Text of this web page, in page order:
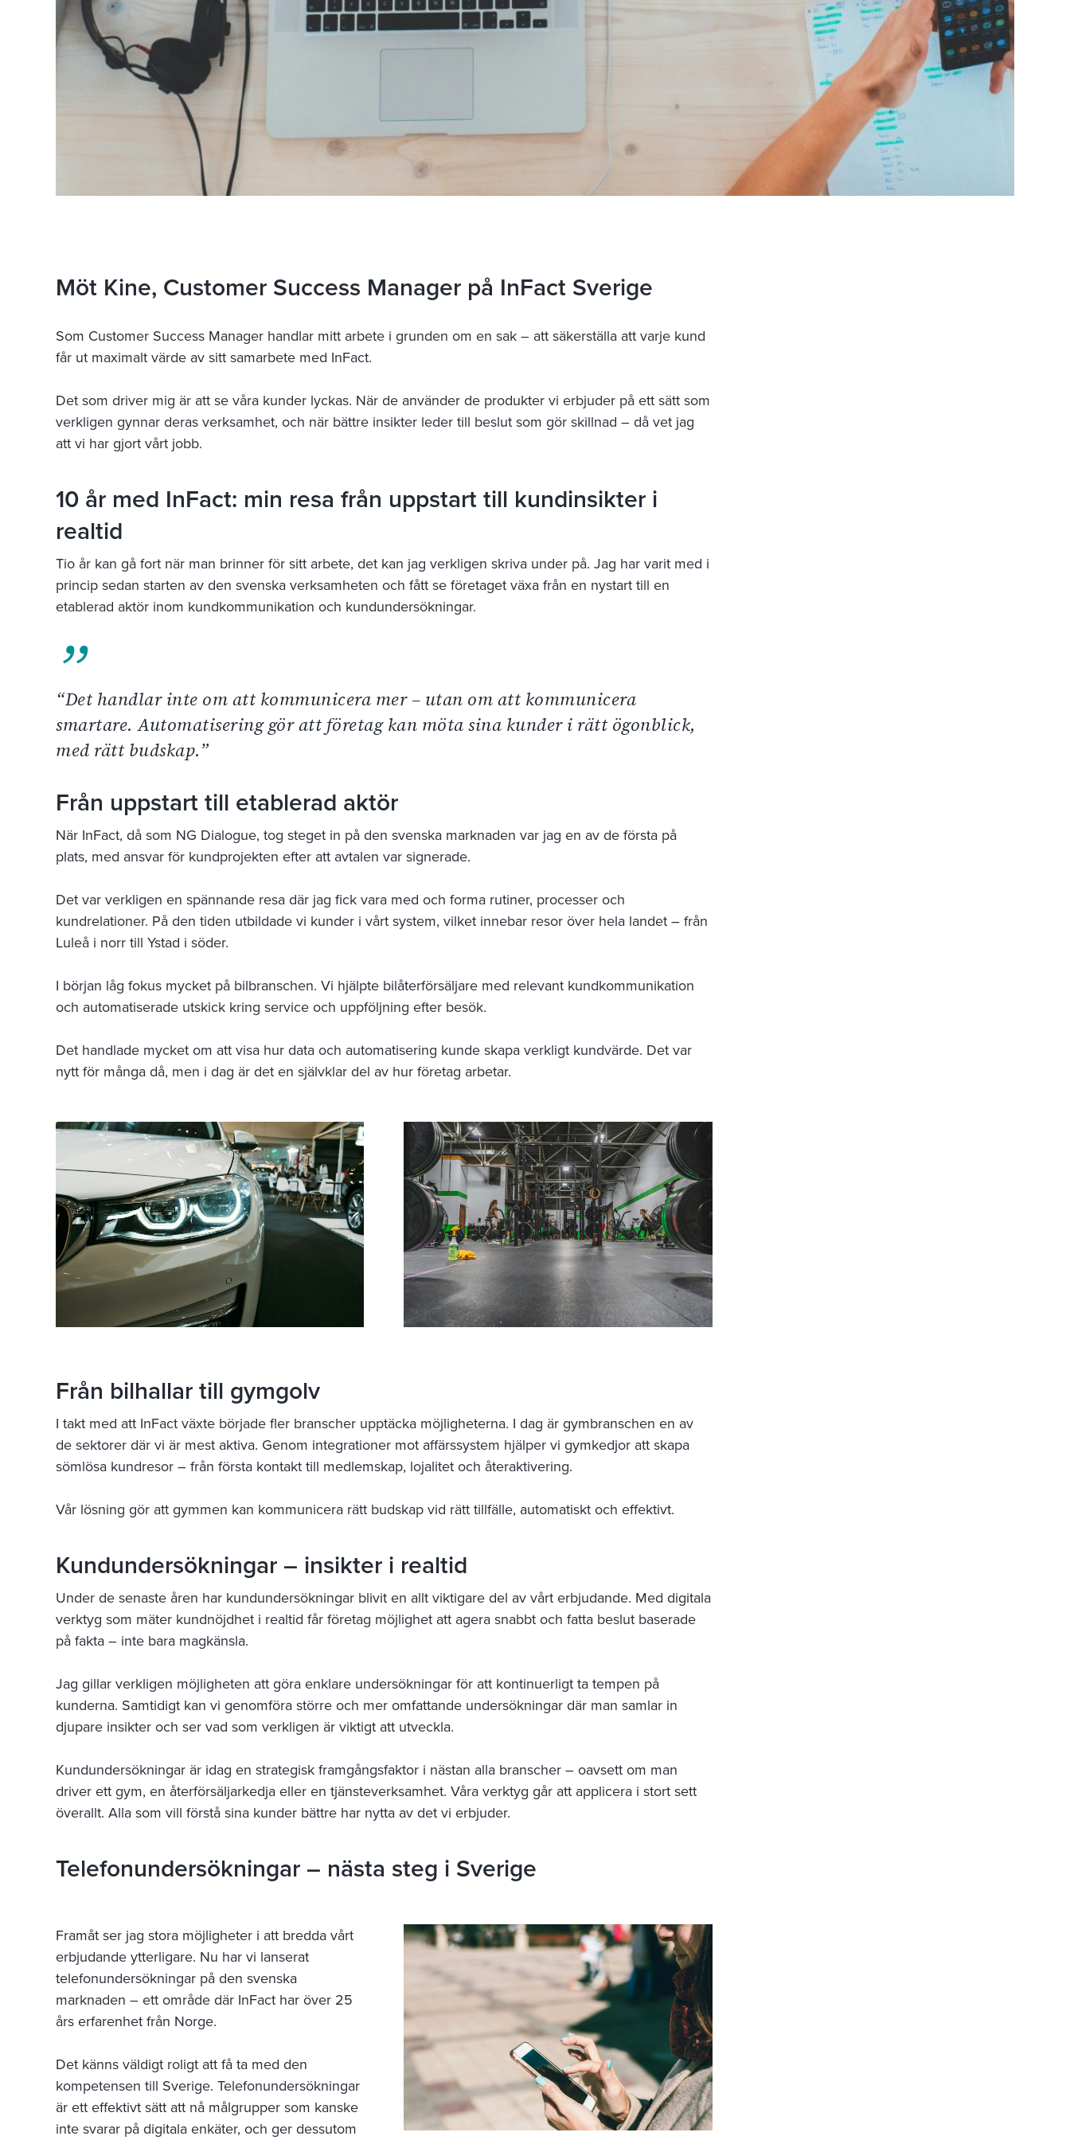
Möt Kine, Customer Success Manager på InFact Sverige
Som Customer Success Manager handlar mitt arbete i grunden om en sak – att säkerställa att varje kund
får ut maximalt värde av sitt samarbete med InFact.
Det som driver mig är att se våra kunder lyckas. När de använder de produkter vi erbjuder på ett sätt som
verkligen gynnar deras verksamhet, och när bättre insikter leder till beslut som gör skillnad – då vet jag
att vi har gjort vårt jobb.
10 år med InFact: min resa från uppstart till kundinsikter i
realtid
Tio år kan gå fort när man brinner för sitt arbete, det kan jag verkligen skriva under på. Jag har varit med i
princip sedan starten av den svenska verksamheten och fått se företaget växa från en nystart till en
etablerad aktör inom kundkommunikation och kundundersökningar.
”
“Det handlar inte om att kommunicera mer – utan om att kommunicera
smartare. Automatisering gör att företag kan möta sina kunder i rätt ögonblick,
med rätt budskap.”
Från uppstart till etablerad aktör
När InFact, då som NG Dialogue, tog steget in på den svenska marknaden var jag en av de första på
plats, med ansvar för kundprojekten efter att avtalen var signerade.
Det var verkligen en spännande resa där jag fick vara med och forma rutiner, processer och
kundrelationer. På den tiden utbildade vi kunder i vårt system, vilket innebar resor över hela landet – från
Luleå i norr till Ystad i söder.
I början låg fokus mycket på bilbranschen. Vi hjälpte bilåterförsäljare med relevant kundkommunikation
och automatiserade utskick kring service och uppföljning efter besök.
Det handlade mycket om att visa hur data och automatisering kunde skapa verkligt kundvärde. Det var
nytt för många då, men i dag är det en självklar del av hur företag arbetar.
Från bilhallar till gymgolv
I takt med att InFact växte började fler branscher upptäcka möjligheterna. I dag är gymbranschen en av
de sektorer där vi är mest aktiva. Genom integrationer mot affärssystem hjälper vi gymkedjor att skapa
sömlösa kundresor – från första kontakt till medlemskap, lojalitet och återaktivering.
Vår lösning gör att gymmen kan kommunicera rätt budskap vid rätt tillfälle, automatiskt och effektivt.
Kundundersökningar – insikter i realtid
Under de senaste åren har kundundersökningar blivit en allt viktigare del av vårt erbjudande. Med digitala
verktyg som mäter kundnöjdhet i realtid får företag möjlighet att agera snabbt och fatta beslut baserade
på fakta – inte bara magkänsla.
Jag gillar verkligen möjligheten att göra enklare undersökningar för att kontinuerligt ta tempen på
kunderna. Samtidigt kan vi genomföra större och mer omfattande undersökningar där man samlar in
djupare insikter och ser vad som verkligen är viktigt att utveckla.
Kundundersökningar är idag en strategisk framgångsfaktor i nästan alla branscher – oavsett om man
driver ett gym, en återförsäljarkedja eller en tjänsteverksamhet. Våra verktyg går att applicera i stort sett
överallt. Alla som vill förstå sina kunder bättre har nytta av det vi erbjuder.
Telefonundersökningar – nästa steg i Sverige
Framåt ser jag stora möjligheter i att bredda vårt
erbjudande ytterligare. Nu har vi lanserat
telefonundersökningar på den svenska
marknaden – ett område där InFact har över 25
års erfarenhet från Norge.
Det känns väldigt roligt att få ta med den
kompetensen till Sverige. Telefonundersökningar
är ett effektivt sätt att nå målgrupper som kanske
inte svarar på digitala enkäter, och ger dessutom